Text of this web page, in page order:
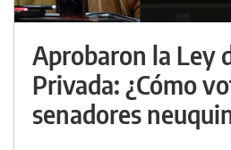
Aprobaron la Ley
Privada: ¿Cómo
senadores